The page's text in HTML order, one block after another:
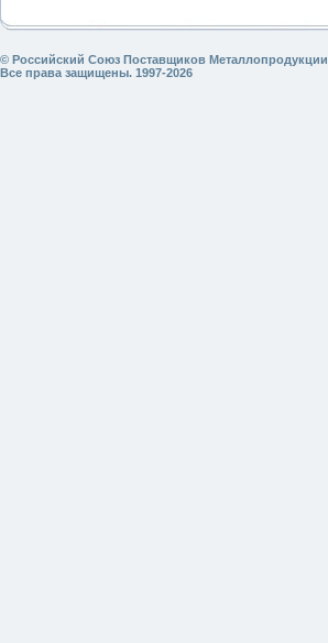
© Российский Союз Поставщиков Металлопродукции
Все права защищены. 1997-2026